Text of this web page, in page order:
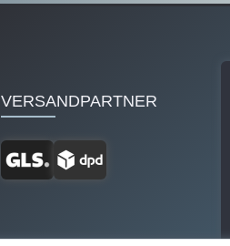
VERSANDPARTNER